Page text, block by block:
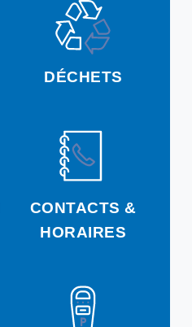
DÉCHETS
CONTACTS &
HORAIRES